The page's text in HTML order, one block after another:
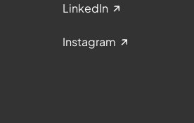
LinkedIn
Instagram